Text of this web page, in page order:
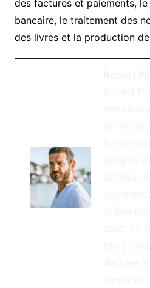
des factures et paiements,
bancaire, le traitement des
des livres et la production